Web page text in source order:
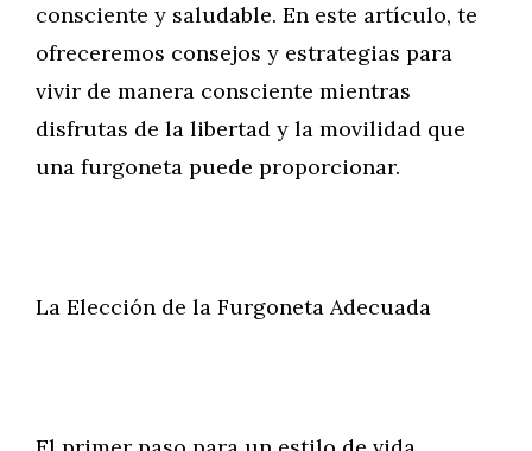
consciente y saludable. En este artículo, te
ofreceremos consejos y estrategias para
vivir de manera consciente mientras
disfrutas de la libertad y la movilidad que
una furgoneta puede proporcionar.
La Elección de la Furgoneta Adecuada